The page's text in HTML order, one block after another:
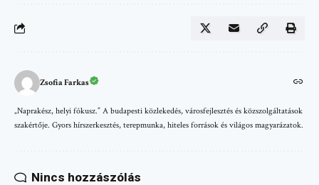
Zsofia Farkas
„Naprakész, helyi fókusz.” A budapesti közlekedés, városfejlesztés és közszolgáltatások
szakértője. Gyors hírszerkesztés, terepmunka, hiteles források és világos magyarázatok.
Nincs hozzászólás